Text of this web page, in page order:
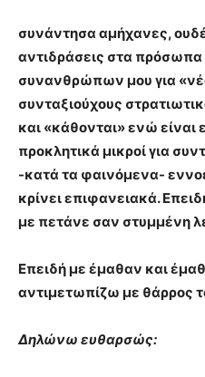
συνάντησα αμήχανες,
αντιδράσεις στα
συνανθρώπων μου για
συνταξιούχους
και «κάθονται» ενώ είναι
προκλητικά μικροί για
-κατά τα φαινόμενα-
κρίνει επιφανειακά.
με πετάνε σαν στυμμένη
Επειδή με έμαθαν και
αντιμετωπίζω με θάρρος
Δηλώνω ευθαρσώς: